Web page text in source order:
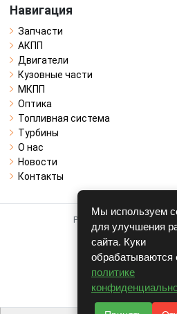
Навигация
Запчасти
АКПП
Двигатели
Кузовные части
МКПП
Оптика
Топливная система
Турбины
О нас
Новости
Контакты
Работает на системе
CARRO.
Полная
© COPYRIGHT
v1.1.24
Мы используем
для улучшения
сайта. Куки
обрабатываются
политике